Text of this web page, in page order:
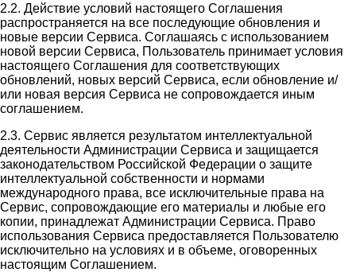
2.2. Действие условий настоящего Соглашения
распространяется на все последующие обновления и
новые версии Сервиса. Соглашаясь с использованием
новой версии Сервиса, Пользователь принимает условия
настоящего Соглашения для соответствующих
обновлений, новых версий Сервиса, если обновление и/
или новая версия Сервиса не сопровождается иным
соглашением.
2.3. Сервис является результатом интеллектуальной
деятельности Администрации Сервиса и защищается
законодательством Российской Федерации о защите
интеллектуальной собственности и нормами
международного права, все исключительные права на
Сервис, сопровождающие его материалы и любые его
копии, принадлежат Администрации Сервиса. Право
использования Сервиса предоставляется Пользователю
исключительно на условиях и в объеме, оговоренных
настоящим Соглашением.